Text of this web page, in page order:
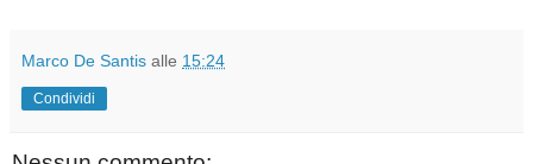
Marco De Santis alle 15:24
Condividi